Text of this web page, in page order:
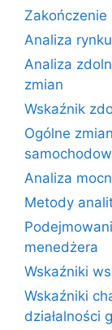
Analiza
Analiza
zmian
Wskaźnik
Ogólne
Analiza
Metody
menedżera
Wskaźniki
Wskaźniki
działalności